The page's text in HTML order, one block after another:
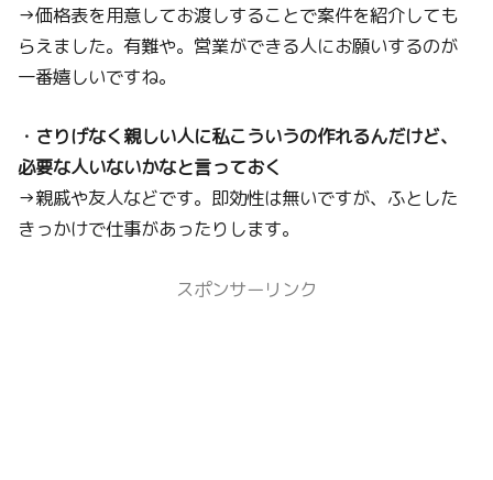
→価格表を用意してお渡しすることで案件を紹介しても
らえました。有難や。営業ができる人にお願いするのが
一番嬉しいですね。
・さりげなく親しい人に私こういうの作れるんだけど、
必要な人いないかなと言っておく
→親戚や友人などです。即効性は無いですが、ふとした
きっかけで仕事があったりします。
スポンサーリンク